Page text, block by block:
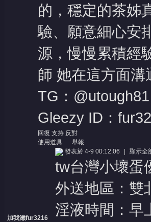
的，穩定的茶姊
驗、願意細心安
源，慢慢累積經
師 她在這方面
TG：@utough81
Gleezy ID：
回復 支持 反對
使用道具
舉報
加我瀨fur3216
發表於 4-9 00:12:06 顯示全
tw台灣小壞蛋
外送地區：雙
淫液時間：早